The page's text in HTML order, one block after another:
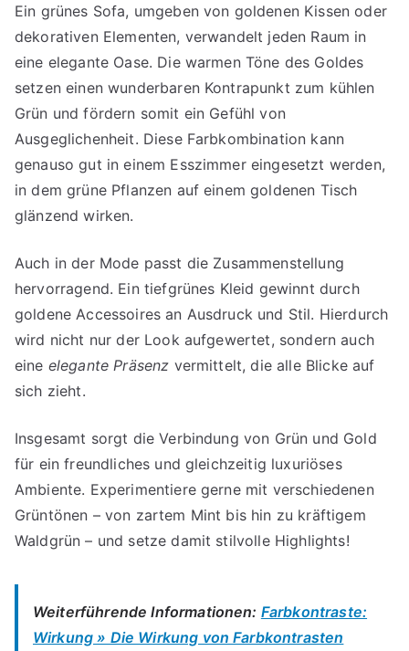
Ein grünes Sofa, umgeben von goldenen Kissen oder
dekorativen Elementen, verwandelt jeden Raum in
eine elegante Oase. Die warmen Töne des Goldes
setzen einen wunderbaren Kontrapunkt zum kühlen
Grün und fördern somit ein Gefühl von
Ausgeglichenheit. Diese Farbkombination kann
genauso gut in einem Esszimmer eingesetzt werden,
in dem grüne Pflanzen auf einem goldenen Tisch
glänzend wirken.
Auch in der Mode passt die Zusammenstellung
hervorragend. Ein tiefgrünes Kleid gewinnt durch
goldene Accessoires an Ausdruck und Stil. Hierdurch
wird nicht nur der Look aufgewertet, sondern auch
eine elegante Präsenz vermittelt, die alle Blicke auf
sich zieht.
Insgesamt sorgt die Verbindung von Grün und Gold
für ein freundliches und gleichzeitig luxuriöses
Ambiente. Experimentiere gerne mit verschiedenen
Grüntönen – von zartem Mint bis hin zu kräftigem
Waldgrün – und setze damit stilvolle Highlights!
Weiterführende Informationen: Farbkontraste:
Wirkung » Die Wirkung von Farbkontrasten